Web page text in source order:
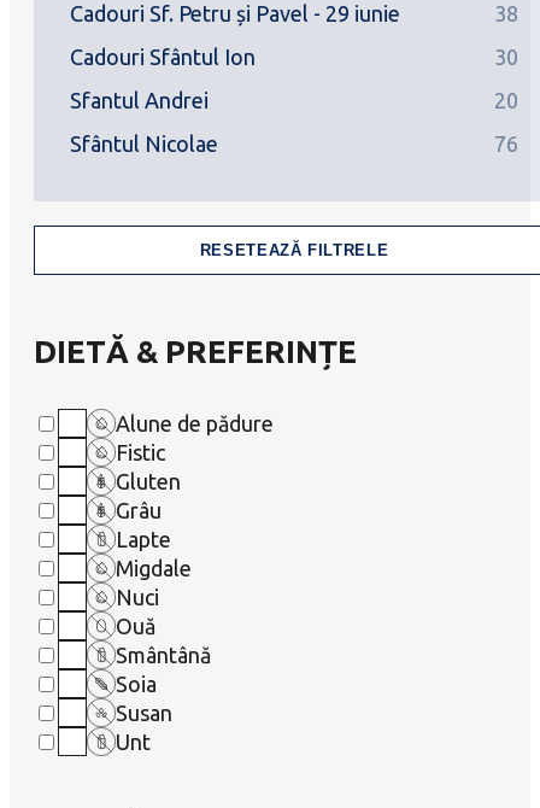
Cadouri Sf. Petru și Pavel - 29 iunie
38
Cadouri Sfântul Ion
30
Sfantul Andrei
20
Sfântul Nicolae
76
RESETEAZĂ FILTRELE
DIETĂ & PREFERINȚE
Alune de pădure
Fistic
Gluten
Grâu
Lapte
Migdale
Nuci
Ouă
Smântână
Soia
Susan
Unt